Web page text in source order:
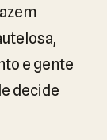
e gente
decide